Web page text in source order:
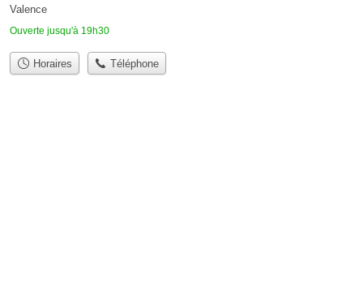
Valence
Ouverte jusqu'à 19h30
Horaires Téléphone